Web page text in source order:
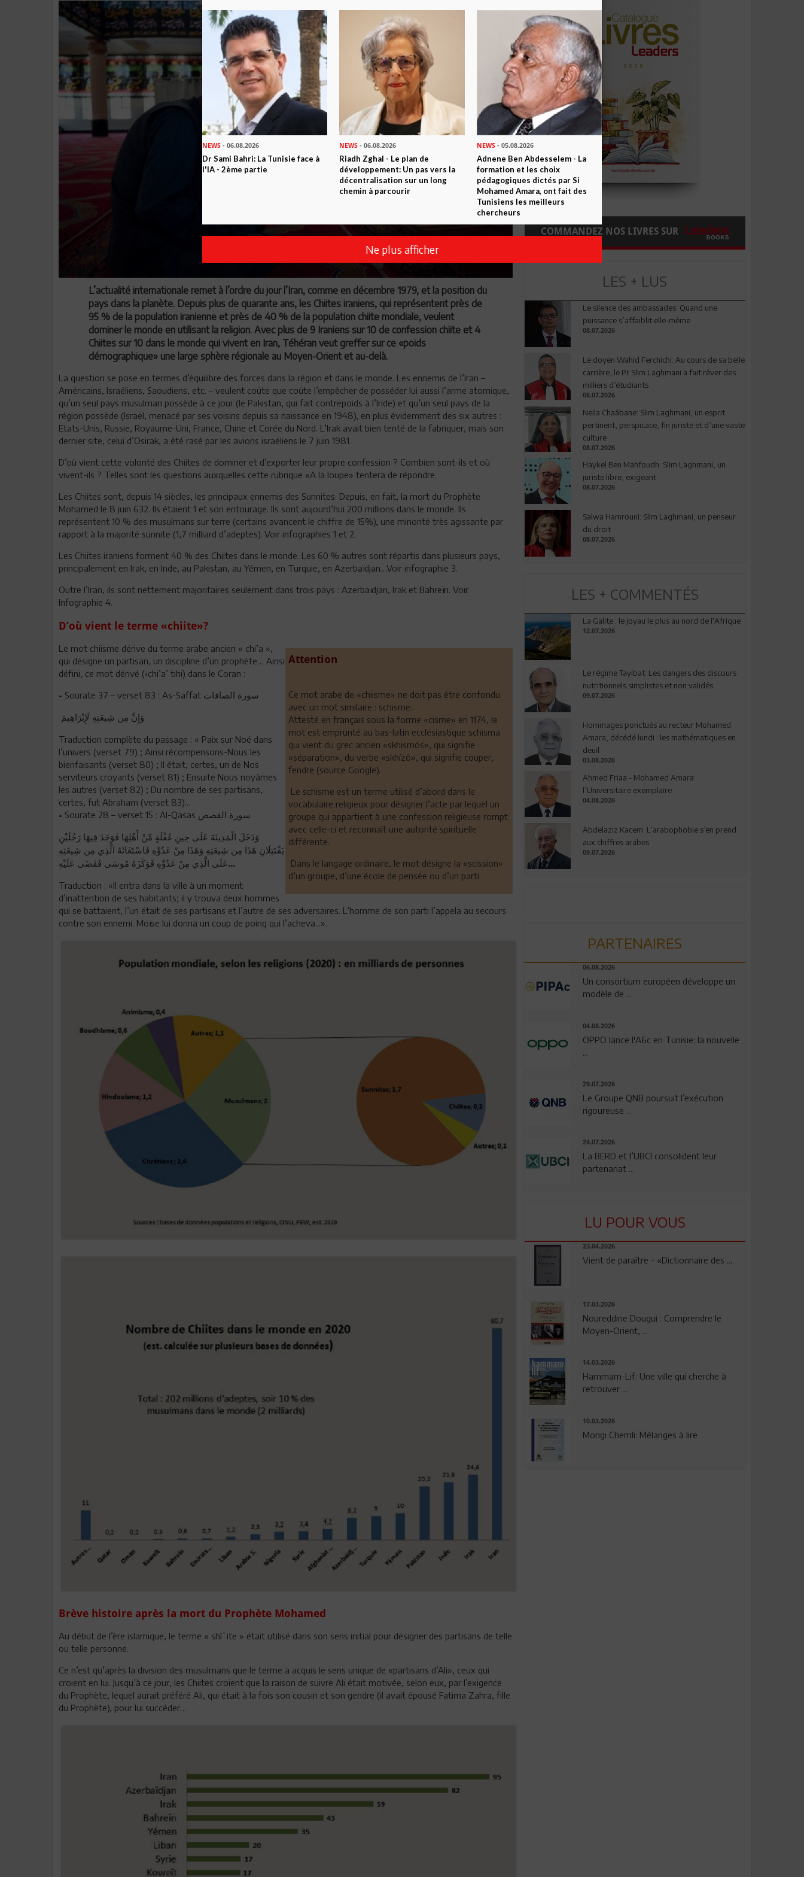
L’actualité internationale remet à l’ordre du jour l’Iran, comme en décembre 1979, et la position du
pays dans la planète. Depuis plus de quarante ans, les Chiites iraniens, qui représentent près de
95 % de la population iranienne et près de 40 % de la population chiite mondiale, veulent
dominer le monde en utilisant la religion. Avec plus de 9 Iraniens sur 10 de confession chiite et 4
Chiites sur 10 dans le monde qui vivent en Iran, Téhéran veut greffer sur ce «poids
démographique» une large sphère régionale au Moyen-Orient et au-delà.
La question se pose en termes d’équilibre des forces dans la région et dans le monde. Les ennemis de l’Iran –
Américains, Israéliens, Saoudiens, etc. – veulent coûte que coûte l’empêcher de posséder lui aussi l’arme atomique,
qu’un seul pays musulman possède à ce jour (le Pakistan, qui fait contrepoids à l’Inde) et qu’un seul pays de la
région possède (Israël, menacé par ses voisins depuis sa naissance en 1948), en plus évidemment des six autres :
Etats-Unis, Russie, Royaume-Uni, France, Chine et Corée du Nord. L’Irak avait bien tenté de la fabriquer, mais son
dernier site, celui d’Osirak, a été rasé par les avions israéliens le 7 juin 1981.
D’où vient cette volonté des Chiites de dominer et d’exporter leur propre confession ? Combien sont-ils et où
vivent-ils ? Telles sont les questions auxquelles cette rubrique «A la loupe» tentera de répondre.
Les Chiites sont, depuis 14 siècles, les principaux ennemis des Sunnites. Depuis, en fait, la mort du Prophète
Mohamed le 8 juin 632. Ils étaient 1 et son entourage. Ils sont aujourd’hui 200 millions dans le monde. Ils
représentent 10 % des musulmans sur terre (certains avancent le chiffre de 15%), une minorité très agissante par
rapport à la majorité sunnite (1,7 milliard d’adeptes). Voir infographies 1 et 2.
Les Chiites iraniens forment 40 % des Chiites dans le monde. Les 60 % autres sont répartis dans plusieurs pays,
principalement en Irak, en Inde, au Pakistan, au Yémen, en Turquie, en Azerbaïdjan…Voir infographie 3.
Outre l’Iran, ils sont nettement majoritaires seulement dans trois pays : Azerbaïdjan, Irak et Bahreïn. Voir
Infographie 4.
D’où vient le terme «chiite»?
Attention
Ce mot arabe de «chiisme» ne doit pas être confondu
avec un mot similaire : schisme.
Attesté en français sous la forme «cisme» en 1174, le
mot est emprunté au bas-latin ecclésiastique schisma
qui vient du grec ancien «skhismós», qui signifie
«séparation», du verbe «skhízô», qui signifie couper,
fendre (source Google).
Le schisme est un terme utilisé d’abord dans le
vocabulaire religieux pour désigner l’acte par lequel un
groupe qui appartient à une confession religieuse rompt
avec celle-ci et reconnaît une autorité spirituelle
différente.
Dans le langage ordinaire, le mot désigne la «scission»
d’un groupe, d’une école de pensée ou d’un parti.
Le mot chiisme dérive du terme arabe ancien « chi’a »,
qui désigne un partisan, un discipline d’un prophète… Ainsi
défini, ce mot dérivé (‹chi’a’ tihi) dans le Coran :
• Sourate 37 – verset 83 : As-Saffat سورة الصافات
وَإِنَّ مِن شِيعَتِهِ لَإِبْرَاهِيمَ
Traduction complète du passage : « Paix sur Noé dans
l’univers (verset 79) ; Ainsi récompensons-Nous les
bienfaisants (verset 80) ; Il était, certes, un de Nos
serviteurs croyants (verset 81) ; Ensuite Nous noyâmes
les autres (verset 82) ; Du nombre de ses partisans,
certes, fut Abraham (verset 83)…
• Sourate 28 – verset 15 : Al-Qasas سورة القصص
وَدَخَلَ الْمَدِينَةَ عَلَى حِينِ غَفْلَةٍ مِّنْ أَهْلِهَا فَوَجَدَ فِيهَا رَجُلَيْنِ
يَقْتَتِلَانِ هَذَا مِن شِيعَتِهِ وَهَذَا مِنْ عَدُوِّهِ فَاسْتَغَاثَهُ الَّذِي مِن شِيعَتِهِ
عَلَى الَّذِي مِنْ عَدُوِّهِ فَوَكَزَهُ مُوسَى فَقَضَى عَلَيْهِ...
Traduction : «Il entra dans la ville à un moment
d’inattention de ses habitants; il y trouva deux hommes
qui se battaient, l’un était de ses partisans et l’autre de ses adversaires. L’homme de son parti l’appela au secours
contre son ennemi. Moïse lui donna un coup de poing qui l’acheva...».
Brève histoire après la mort du Prophète Mohamed
Au début de l’ère islamique, le terme « shî`ite » était utilisé dans son sens initial pour désigner des partisans de telle
ou telle personne.
Ce n’est qu’après la division des musulmans que le terme a acquis le sens unique de «partisans d’Ali», ceux qui
croient en lui. Jusqu’à ce jour, les Chiites croient que la raison de suivre Ali était motivée, selon eux, par l’exigence
du Prophète, lequel aurait préféré Ali, qui était à la fois son cousin et son gendre (il avait épousé Fatima Zahra, fille
du Prophète), pour lui succéder…
COMMANDEZ NOS LIVRES SUR
LES + LUS
Le silence des ambassades: Quand une
puissance s’affaiblit elle-même
08.07.2026
Le doyen Wahid Ferchichi: Au cours de sa belle
carrière, le Pr Slim Laghmani a fait rêver des
milliers d’étudiants
08.07.2026
Neila Chaâbane: Slim Laghmani, un esprit
pertinent, perspicace, fin juriste et d’une vaste
culture
08.07.2026
Haykel Ben Mahfoudh: Slim Laghmani, un
juriste libre, exigeant
08.07.2026
Salwa Hamrouni: Slim Laghmani, un penseur
du droit
08.07.2026
LES + COMMENTÉS
La Galite : le joyau le plus au nord de l'Afrique
12.07.2026
Le régime Tayibat: Les dangers des discours
nutritionnels simplistes et non validés
09.07.2026
Hommages ponctués au recteur Mohamed
Amara, décédé lundi : les mathématiques en
deuil
03.08.2026
Ahmed Friaa - Mohamed Amara:
l’Universitaire exemplaire
04.08.2026
Abdelaziz Kacem: L’arabophobie s’en prend
aux chiffres arabes
09.07.2026
PARTENAIRES
06.08.2026
Un consortium européen développe un
modèle de ...
04.08.2026
OPPO lance l'A6c en Tunisie: la nouvelle
...
29.07.2026
Le Groupe QNB poursuit l’exécution
rigoureuse ...
24.07.2026
La BERD et l’UBCI consolident leur
partenariat ...
LU POUR VOUS
23.04.2026
Vient de paraître - «Dictionnaire des ...
17.03.2026
Noureddine Dougui : Comprendre le
Moyen-Orient, ...
14.03.2026
Hammam-Lif: Une ville qui cherche à
retrouver ...
10.03.2026
Mongi Chemli: Mélanges à lire
NEWS - 06.08.2026
Dr Sami Bahri: La Tunisie face à
l'IA - 2ème partie
NEWS - 06.08.2026
Riadh Zghal - Le plan de
développement: Un pas vers la
décentralisation sur un long
chemin à parcourir
NEWS- 05.08.2026
Adnene Ben Abdesselem - La
formation et les choix
pédagogiques dictés par Si
Mohamed Amara, ont fait des
Tunisiens les meilleurs
chercheurs
Ne plus afficher